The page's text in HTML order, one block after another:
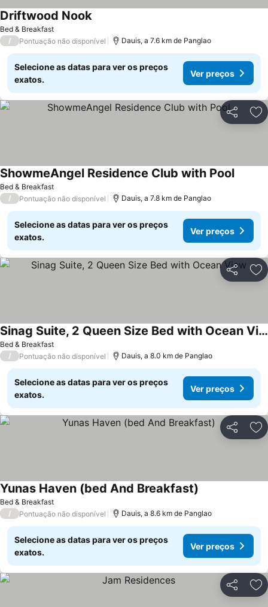
Bed & Breakfast
Driftwood Nook
/ Pontuação não disponível Dauis, a 7.6 km de Panglao
Selecione as datas para ver os preços
exatos.
Ver preços
Partilhar
Bed & Breakfast
ShowmeAngel Residence Club with Pool
/ Pontuação não disponível Dauis, a 7.8 km de Panglao
Selecione as datas para ver os preços
exatos.
Ver preços
Partilhar
Bed & Breakfast
Sinag Suite, 2 Queen Size Bed with Ocean View
/ Pontuação não disponível Dauis, a 8.0 km de Panglao
Selecione as datas para ver os preços
exatos.
Ver preços
Partilhar
Bed & Breakfast
Yunas Haven (bed And Breakfast)
/ Pontuação não disponível Dauis, a 8.6 km de Panglao
Selecione as datas para ver os preços
exatos.
Ver preços
Partilhar